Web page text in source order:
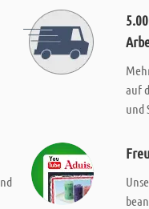
auf
und